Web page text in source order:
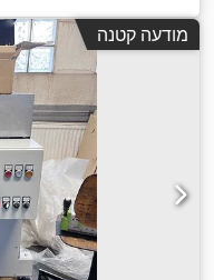
מודעה קטנה